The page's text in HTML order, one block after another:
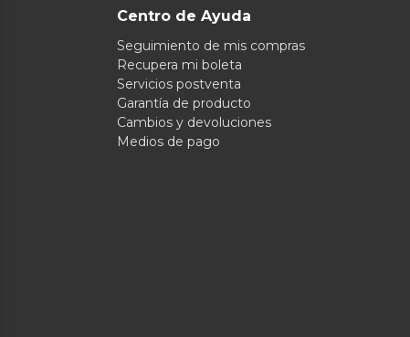
Centro de Ayuda
Seguimiento de mis compras
Recupera mi boleta
Servicios postventa
Garantía de producto
Cambios y devoluciones
Medios de pago